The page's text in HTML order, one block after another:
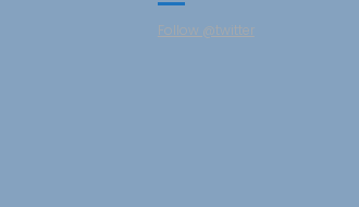
Follow @twitter